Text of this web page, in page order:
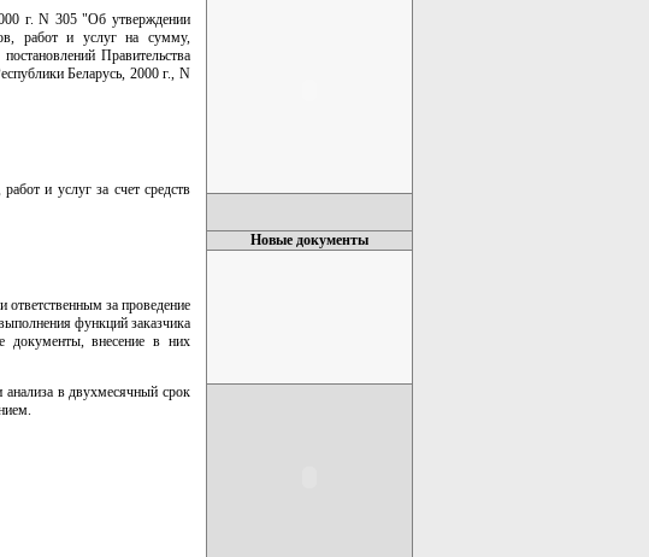
г. N 305 "Об утверждении
работ и услуг на сумму,
Правительства
Беларусь, 2000 г., N
и услуг за счет средств
ответственным за проведение
функций заказчика
документы, внесение в них
в двухмесячный срок
Новые документы